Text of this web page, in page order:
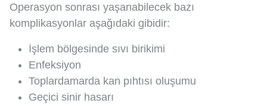
Operasyon sonrası yaşanabilecek bazı
komplikasyonlar aşağıdaki gibidir:
İşlem bölgesinde sıvı birikimi
Enfeksiyon
Toplardamarda kan pıhtısı oluşumu
Geçici sinir hasarı